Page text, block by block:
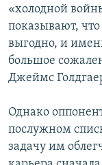
«холодной
показывают,
выгодно, и
большое
Джеймс
Однако
послужном
задачу им